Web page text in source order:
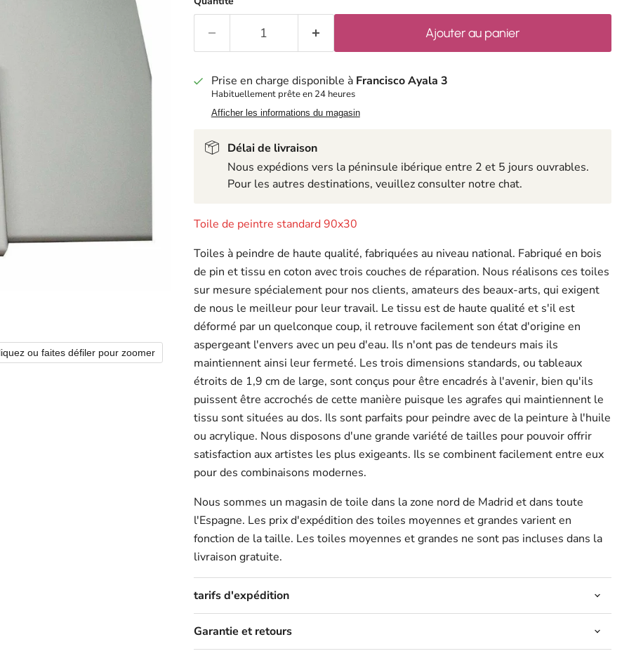
ou faites défiler pour zoomer
Ajouter au panier
Prise en charge disponible à Francisco Ayala 3
Habituellement prête en 24 heures
Afficher les informations du magasin
Délai de livraison
Nous expédions vers la péninsule ibérique entre 2 et 5 jours ouvrables.
Pour les autres destinations, veuillez consulter notre chat.
Toile de peintre standard 90x30
Toiles à peindre de haute qualité, fabriquées au niveau national. Fabriqué en bois
de pin et tissu en coton avec trois couches de réparation. Nous réalisons ces toiles
sur mesure spécialement pour nos clients, amateurs des beaux-arts, qui exigent
de nous le meilleur pour leur travail. Le tissu est de haute qualité et s'il est
déformé par un quelconque coup, il retrouve facilement son état d'origine en
aspergeant l'envers avec un peu d'eau. Ils n'ont pas de tendeurs mais ils
maintiennent ainsi leur fermeté. Les trois dimensions standards, ou tableaux
étroits de 1,9 cm de large, sont conçus pour être encadrés à l'avenir, bien qu'ils
puissent être accrochés de cette manière puisque les agrafes qui maintiennent le
tissu sont situées au dos. Ils sont parfaits pour peindre avec de la peinture à l'huile
ou acrylique. Nous disposons d'une grande variété de tailles pour pouvoir offrir
satisfaction aux artistes les plus exigeants. Ils se combinent facilement entre eux
pour des combinaisons modernes.
Nous sommes un magasin de toile dans la zone nord de Madrid et dans toute
l'Espagne. Les prix d'expédition des toiles moyennes et grandes varient en
fonction de la taille. Les toiles moyennes et grandes ne sont pas incluses dans la
livraison gratuite.
tarifs d'expédition
Garantie et retours